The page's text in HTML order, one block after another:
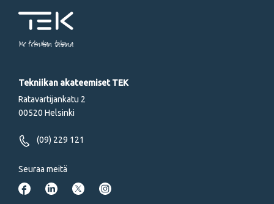
Me tekniikan takana
Tekniikan akateemiset TEK
Ratavartijankatu 2
00520 Helsinki
(09) 229 121
Seuraa meitä